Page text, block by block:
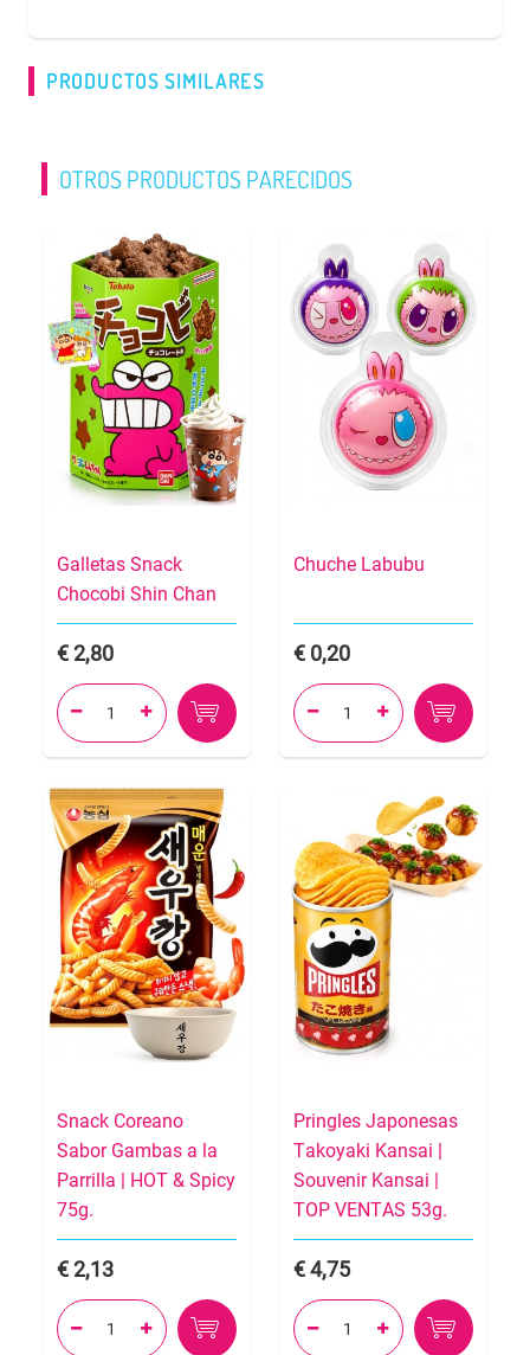
PRODUCTOS SIMILARES
OTROS PRODUCTOS PARECIDOS
Galletas Snack
Chocobi Shin Chan
2,80
 
Chuche Labubu
0,20
 
Snack Coreano
Sabor Gambas a la
Parrilla | HOT & Spicy
75g.
2,13
 
Pringles Japonesas
Takoyaki Kansai |
Souvenir Kansai |
TOP VENTAS 53g.
4,75
 